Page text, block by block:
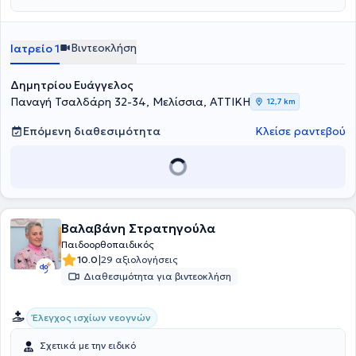
Αθλητικές Κακώσεις και στην Αρθροσκοπική Χειρουργική, στην
εργαστεί επί μακρόν στο Γενικό Νοσοκομείο Αττικής ΚΑΤ και στο
εξωτερικό. Διατηρεί ιδιωτικό ιατρείο στα Μελίσσια και χειρουργεί
Ιατρείο 1 Βιντεοκλήση
Δημητρίου Ευάγγελος
Παναγή Τσαλδάρη 32-34, Μελίσσια, ΑΤΤΙΚΗ
12,7 km
Επόμενη διαθεσιμότητα Κλείσε ραντεβού
Βαλαβάνη Στρατηγούλα
Παιδοορθοπαιδικός
10.0|29 αξιολογήσεις
Διαθεσιμότητα για βιντεοκλήση
Έλεγχος ισχίων νεογνών
Σχετικά με την ειδικό